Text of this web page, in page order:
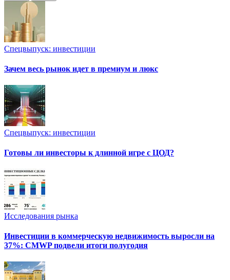
Спецвыпуск: инвестиции
Зачем весь рынок идет в премиум и люкс
Спецвыпуск: инвестиции
Готовы ли инвесторы к длинной игре с ЦОД?
Исследования рынка
Инвестиции в коммерческую недвижимость выросли на
37%: CMWP подвели итоги полугодия